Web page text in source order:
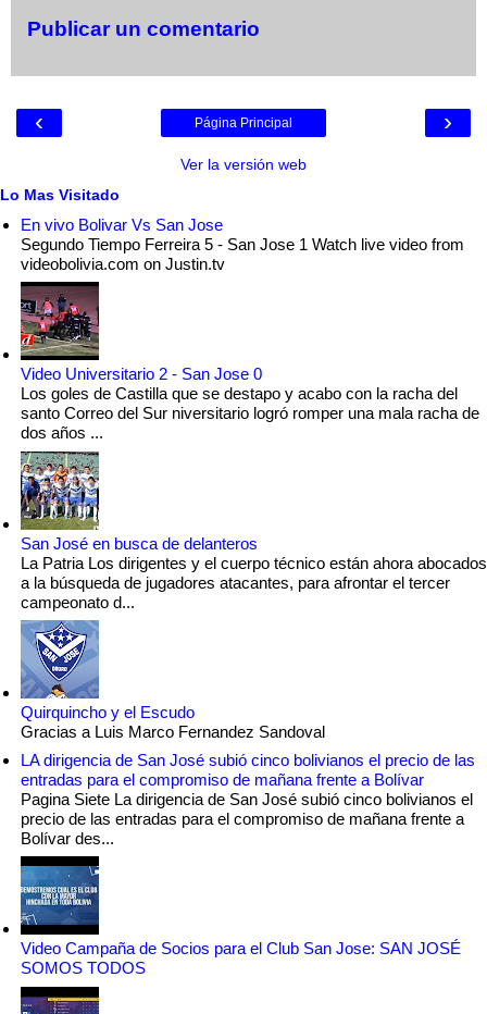
Publicar un comentario
‹ ›
Página Principal
Ver la versión web
Lo Mas Visitado
En vivo Bolivar Vs San Jose
Segundo Tiempo Ferreira 5 - San Jose 1 Watch live video from
videobolivia.com on Justin.tv
Video Universitario 2 - San Jose 0
Los goles de Castilla que se destapo y acabo con la racha del
santo Correo del Sur niversitario logró romper una mala racha de
dos años ...
San José en busca de delanteros
La Patria Los dirigentes y el cuerpo técnico están ahora abocados
a la búsqueda de jugadores atacantes, para afrontar el tercer
campeonato d...
Quirquincho y el Escudo
Gracias a Luis Marco Fernandez Sandoval
LA dirigencia de San José subió cinco bolivianos el precio de las
entradas para el compromiso de mañana frente a Bolívar
Pagina Siete La dirigencia de San José subió cinco bolivianos el
precio de las entradas para el compromiso de mañana frente a
Bolívar des...
Video Campaña de Socios para el Club San Jose: SAN JOSÉ
SOMOS TODOS